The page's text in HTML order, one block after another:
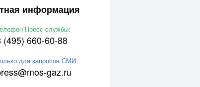
информация
Пресс-службы:
(495) 660-60-88
для запросов СМИ:
gaz.ru